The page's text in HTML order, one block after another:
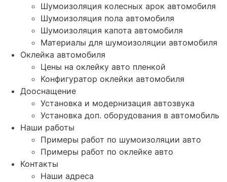
Шумоизоляция колесных арок автомобиля
Шумоизоляция пола автомобиля
Шумоизоляция капота автомобиля
Материалы для шумоизоляции автомобиля
Оклейка автомобиля
Цены на оклейку авто пленкой
Конфигуратор оклейки автомобиля
Дооснащение
Установка и модернизация автозвука
Установка доп. оборудования в автомобиль
Наши работы
Примеры работ по шумоизоляции авто
Примеры работ по оклейке авто
Контакты
Наши адреса